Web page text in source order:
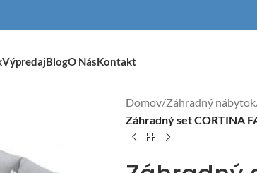
VýpredajBlogO NásKontakt
Domov/Záhradný nábytok
Záhradný set CORTINA